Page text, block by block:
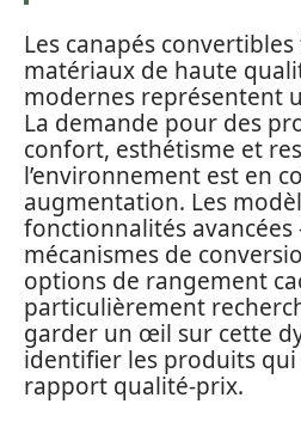
Les canapés
matériaux de haute
modernes représentent
La demande pour des
confort, esthétisme et
l’environnement est en
augmentation. Les
fonctionnalités avancées
mécanismes de
options de rangement
particulièrement
garder un œil sur cette
identifier les produits
rapport qualité-prix.